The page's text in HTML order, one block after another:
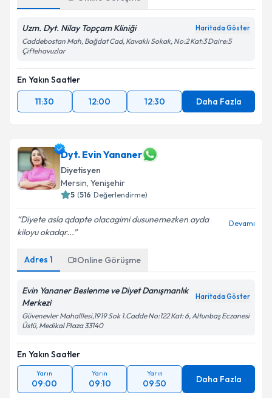
Uzm. Dyt. Nilay Topçam Kliniği Haritada Göster
Caddebostan Mah, Bağdat Cad, Kavaklı Sokak, No:2 Kat:3 Daire:5
Çiftehavuzlar
En Yakın Saatler
11:30
12:00 12:30 Daha Fazla
Dyt. Evin Yananer
Diyetisyen
Mersin, Yenişehir
5 (516 Değerlendirme)
Diyete asla qdapte olacagimi dusunemezken ayda
kiloyu okadqr...
Devamı
Adres 1 Online Görüşme
Evin Yananer Beslenme ve Diyet Danışmanlık
Merkezi
Haritada Göster
Güvenevler Mahalllesi,1919 Sok 1.Cadde No:122 Kat: 6, Altunbaş Eczanesi
Üstü, Medikal Plaza 33140
En Yakın Saatler
Yarın
09:00
Yarın
09:10
Yarın
09:50 Daha Fazla